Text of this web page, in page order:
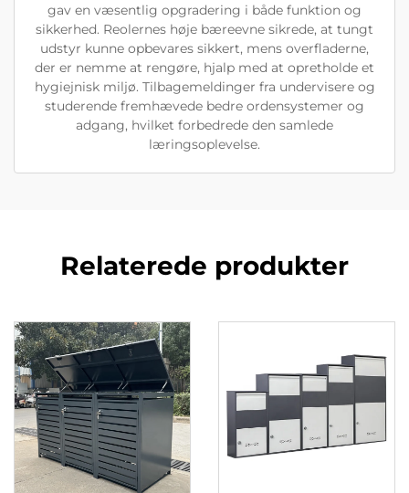
gav en væsentlig opgradering i både funktion og
sikkerhed. Reolernes høje bæreevne sikrede, at tungt
udstyr kunne opbevares sikkert, mens overfladerne,
der er nemme at rengøre, hjalp med at opretholde et
hygiejnisk miljø. Tilbagemeldinger fra undervisere og
studerende fremhævede bedre ordensystemer og
adgang, hvilket forbedrede den samlede
læringsoplevelse.
Relaterede produkter